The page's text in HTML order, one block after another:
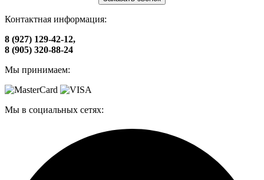
Контактная информация:
8 (927) 129-42-12,
8 (905) 320-88-24
Мы принимаем:
Мы в социальных сетях: